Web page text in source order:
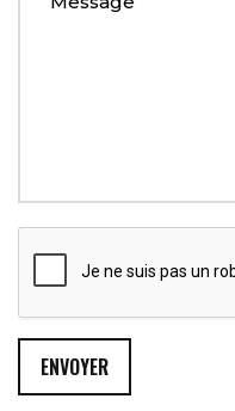
ENVOYER